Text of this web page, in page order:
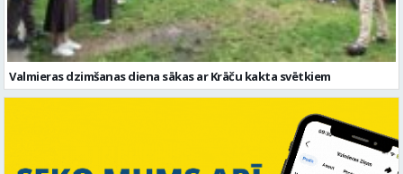
Valmieras dzimšanas diena sākas ar Krāču kakta svētkiem